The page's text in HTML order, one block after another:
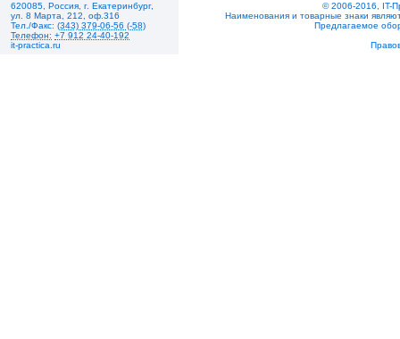
620085 Россия г. Екатеринбург,
ул. 8 Марта, 212
оф.316
Тел./Факс: (343) 379-06-56 (-58)
Телефон: +7 912 24-40-192
it-practica.ru
© 2006-2016, IT-
Наименования и товарные знаки
Предлагаемое